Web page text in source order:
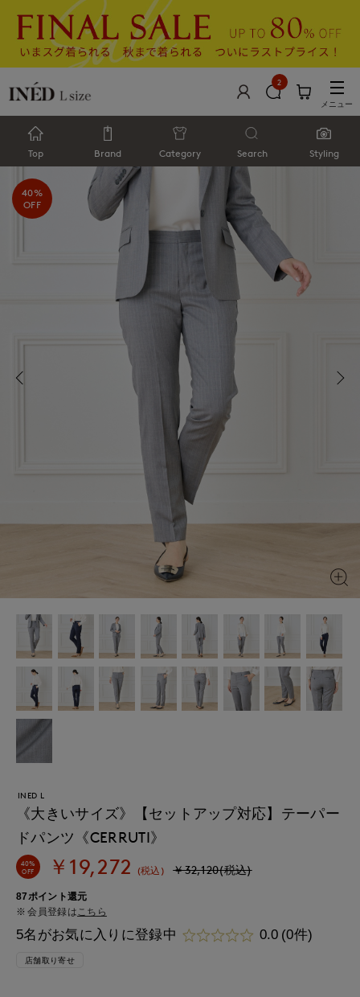
2
メニュー
Top Brand Category Search Styling
40%
OFF
INED L
《大きいサイズ》【セットアップ対応】テーパー
ドパンツ《CERRUTI》
40%
OFF
￥19,272 (税込) ￥32,120(税込)
87ポイント還元
会員登録は こちら
5名がお気に入りに登録中 0.0 (0件)
店舗取り寄せ